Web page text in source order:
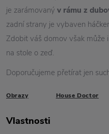
je zarámovaný v rámu z
zadní strany je vybaven
Zdobit váš domov však může
na stole o zeď.
Doporučujeme přetírat jen
Obrazy House Doctor
Vlastnosti